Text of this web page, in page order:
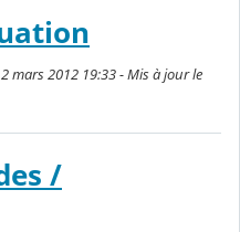
mars 2012 19:33 - Mis à jour le
/